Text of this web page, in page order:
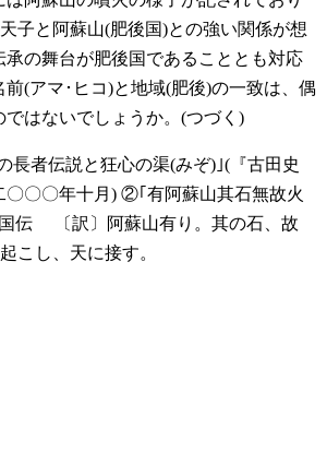
子と阿蘇山(肥後国)との強い関係が想
承の舞台が肥後国であることとも対応
前(アマ･ヒコ)と地域(肥後)の一致は、偶
はないでしょうか。(つづく)
長者伝説と狂心の渠(みぞ)｣(『古田史
〇〇〇年十月) ②｢有阿蘇山其石無故火
伝 〔訳〕阿蘇山有り。其の石、故
こし、天に接す。